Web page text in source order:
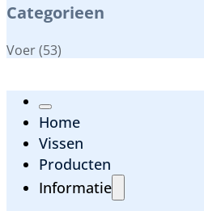
Categorieen
Categorieen
Voer(53)
Home
Vissen
Producten
Informatie